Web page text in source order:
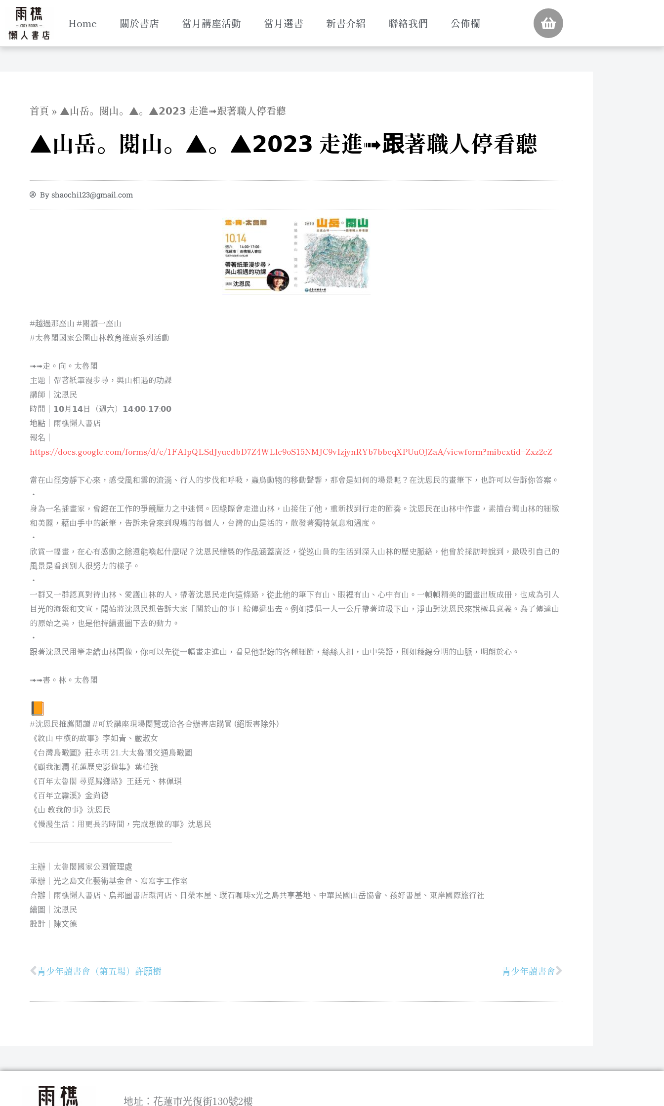
要
Home 關於書店 當月講座活動 當月選書 新書介紹 聯絡我們 公佈欄
首頁 » ▲山岳。閱山。▲。▲𝟮𝟬𝟮𝟯 走進➟跟著職人停看聽
▲山岳。閱山。▲。▲𝟮𝟬𝟮𝟯 走進➟跟著職人停看聽
By shaochi123@gmail.com
#越過那座山 #閱讀一座山
#太魯閣國家公園山林教育推廣系列活動
➟➟走。向。太魯閣
主題｜帶著紙筆漫步尋，與山相遇的功課
講師｜沈恩民
時間｜𝟭𝟬月𝟭𝟰日（週六）𝟭𝟰:𝟬𝟬-𝟭𝟳:𝟬𝟬
地點｜雨樵懶人書店
報名｜
https://docs.google.com/forms/d/e/1FAIpQLSdJyucdbD7Z4WLlc9oS15NMJC9vIzjynRYb7bbcqXPUuOJZaA/viewform?mibextid=Zxz2cZ
當在山徑旁靜下心來，感受風和雲的流淌、行人的步伐和呼吸，蟲鳥動物的移動聲響，那會是如何的場景呢？在沈恩民的畫筆下，也許可以告訴你答案。
・
身為一名插畫家，曾經在工作的爭競壓力之中迷惘。因緣際會走進山林，山接住了他，重新找到行走的節奏。沈恩民在山林中作畫，素描台灣山林的細緻
和美麗，藉由手中的紙筆，告訴未曾來到現場的每個人，台灣的山是活的，散發著獨特氣息和溫度。
・
欣賞一幅畫，在心有感動之餘還能喚起什麼呢？沈恩民繪製的作品涵蓋廣泛，從巡山員的生活到深入山林的歷史脈絡，他曾於採訪時說到，最吸引自己的
風景是看到別人很努力的樣子。
・
一群又一群認真對待山林、愛護山林的人，帶著沈恩民走向這條路，從此他的筆下有山、眼裡有山、心中有山。一幀幀精美的圖畫出版成冊，也成為引人
目光的海報和文宣，開始將沈恩民想告訴大家「關於山的事」給傳遞出去。例如提倡一人一公斤帶著垃圾下山，淨山對沈恩民來說極具意義。為了傳達山
的原始之美，也是他持續畫圖下去的動力。
・
跟著沈恩民用筆走繪山林圖像，你可以先從一幅畫走進山，看見他記錄的各種細節，絲絲入扣，山中笑語，則如稜線分明的山脈，明朗於心。
➟➟書。林。太魯閣
#沈恩民推薦閱讀 #可於講座現場閱覽或洽各合辦書店購買 (絕版書除外)
《紋山 中橫的故事》李如青、嚴淑女
《台灣鳥瞰圖》莊永明 21.大太魯閣交通鳥瞰圖
《顧我洄瀾 花蓮歷史影像集》葉柏強
《百年太魯閣 尋覓歸鄉路》王廷元、林佩琪
《百年立霧溪》金尚德
《山 教我的事》沈恩民
《慢漫生活：用更長的時間，完成想做的事》沈恩民
主辦｜太魯閣國家公園管理處
承辦｜光之島文化藝術基金會、寫寫字工作室
合辦｜雨樵懶人書店、烏邦圖書店環河店、日榮本屋、璞石咖啡x光之島共享基地、中華民國山岳協會、孩好書屋、東岸國際旅行社
繪圖｜沈恩民
設計｜陳文德
上一頁
青少年讀書會（第五場）許願樹 青少年讀書會下一篇
地址：花蓮市光復街130號2樓